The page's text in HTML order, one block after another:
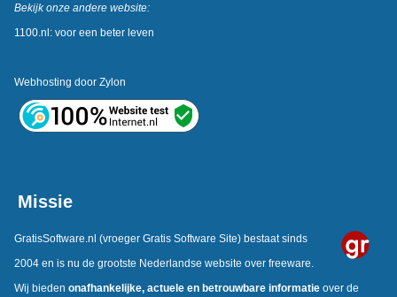
Bekijk onze andere website:
1100.nl: voor een beter leven
Webhosting door Zylon
Missie
GratisSoftware.nl (vroeger Gratis Software Site) bestaat sinds
2004 en is nu de grootste Nederlandse website over freeware.
Wij bieden onafhankelijke, actuele en betrouwbare informatieover de